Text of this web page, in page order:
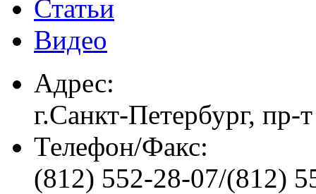
Статьи
Видео
Адрес:
г.Санкт-Петербург, пр-
Телефон/Факс:
(812) 552-28-07/(812)